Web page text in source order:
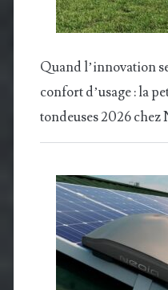
Quand l’innovation
confort d’usage : la
tondeuses 2026 chez